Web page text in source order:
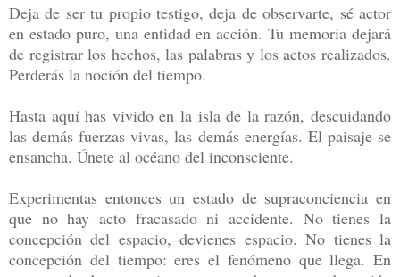
Deja de ser tu propio testigo, deja de observarte, sé actor
en estado puro, una entidad en acción. Tu memoria dejará
de registrar los hechos, las palabras y los actos realizados.
Perderás la noción del tiempo.
Hasta aquí has vivido en la isla de la razón, descuidando
las demás fuerzas vivas, las demás energías. El paisaje se
ensancha. Únete al océano del inconsciente.
Experimentas entonces un estado de supraconciencia en
que no hay acto fracasado ni accidente. No tienes la
concepción del espacio, devienes espacio. No tienes la
concepción del tiempo: eres el fenómeno que llega. En